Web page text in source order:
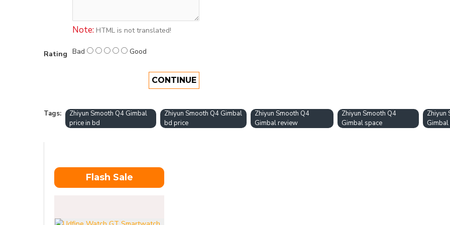
Note:HTML is not translated!
Rating Bad Good
CONTINUE
Tags:
Zhiyun Smooth Q4 Gimbal
price in bd
Zhiyun Smooth Q4 Gimbal
bd price
Zhiyun Smooth Q4
Gimbal review
Zhiyun Smooth Q4
Gimbal space
Zhiyun
Gimbal
Flash Sale